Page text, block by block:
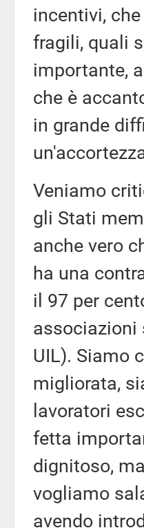
incentivi,
fragili, quali
importante,
che è
in grande
Veniamo
gli Stati
anche vero
ha una
il 97 per
associazioni
UIL). Siamo
migliorata,
lavoratori
fetta
dignitoso,
vogliamo
avendo